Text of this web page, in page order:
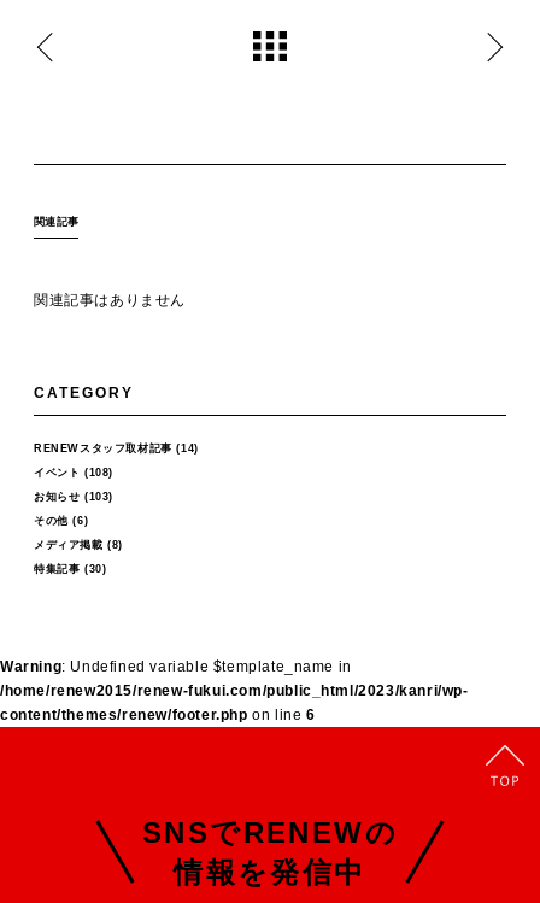
関連記事
関連記事はありません
CATEGORY
RENEWスタッフ取材記事 (14)
イベント (108)
お知らせ (103)
その他(6)
メディア掲載 (8)
特集記事 (30)
Warning: Undefined variable $template_name in
/home/renew2015/renew-fukui.com/public_html/2023/kanri/wp-
content/themes/renew/footer.php on line 6
SNSでRENEWの
情報を発信中